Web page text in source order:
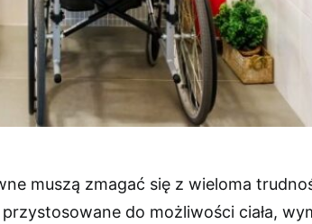
muszą zmagać się z wieloma
do możliwości ciała,